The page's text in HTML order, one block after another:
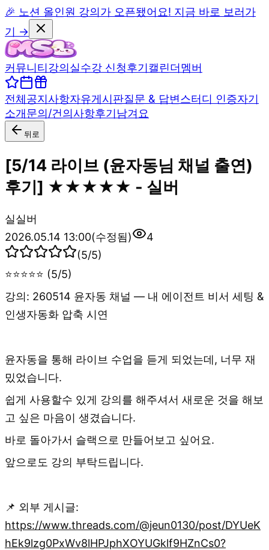
🎉 노션 올인원 강의가 오픈됐어요! 지금 바로 보러가
기 →
커뮤니티강의실수강 신청후기캘린더멤버
전체공지사항자유게시판질문 & 답변스터디 인증자기
소개문의/건의사항후기남겨요
뒤로
[5/14 라이브 (윤자동님 채널 출연)
후기] ★★★★★ - 실버
실실버
2026.05.14 13:00(수정됨)
4
(5/5)
⭐⭐⭐⭐⭐ (5/5)
강의: 260514 윤자동 채널 — 내 에이전트 비서 세팅 &
인생자동화 압축 시연
윤자동을 통해 라이브 수업을 듣게 되었는데, 너무 재
밌었습니다.
쉽게 사용할수 있게 강의를 해주셔서 새로운 것을 해보
고 싶은 마음이 생겼습니다.
바로 돌아가서 슬랙으로 만들어보고 싶어요.
앞으로도 강의 부탁드립니다.
📌 외부 게시글:
https://www.threads.com/@jeun0130/post/DYUeK
hEk9lzg0PxWv8lHPJphXOYUGklf9HZnCs0?